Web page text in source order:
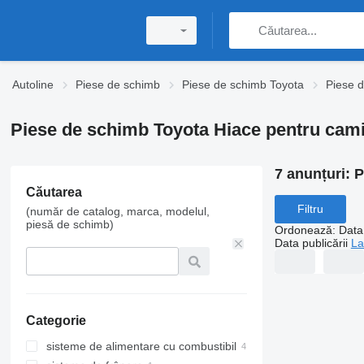
Autoline Piese de schimb Piese de schimb Toyota Piese
Piese de schimb Toyota Hiace pentru
Căutarea
(număr de catalog, marca, modelul,
piesă de schimb)
Categorie
sisteme de alimentare cu combustibil
7 anunțuri:
Filtru
Ordonează:
Data publicării